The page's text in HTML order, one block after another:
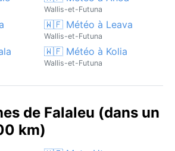
Wallis-et-Futuna
🇼🇫 Météo à Leava
Wallis-et-Futuna
🇼🇫 Météo à Kolia
Wallis-et-Futuna
de Falaleu (dans un
km)